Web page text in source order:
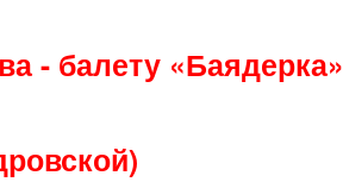
- балету «Баядерка»